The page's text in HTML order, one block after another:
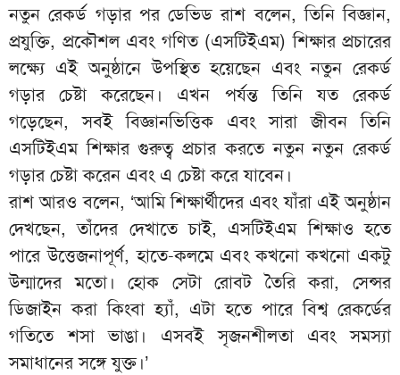
নতুন রেকর্ড গড়ার পর ডেভিড রাশ বলেন, তিনি বিজ্ঞান,
প্রযুক্তি, প্রকৌশল এবং গণিত (এসটিইএম) শিক্ষার প্রচারের
লক্ষ্যে এই অনুষ্ঠানে উপস্থিত হয়েছেন এবং নতুন রেকর্ড
গড়ার চেষ্টা করেছেন। এখন পর্যন্ত তিনি যত রেকর্ড
গড়েছেন, সবই বিজ্ঞানভিত্তিক এবং সারা জীবন তিনি
এসটিইএম শিক্ষার গুরুত্ব প্রচার করতে নতুন নতুন রেকর্ড
গড়ার চেষ্টা করেন এবং এ চেষ্টা করে যাবেন।
রাশ আরও বলেন, ‘আমি শিক্ষার্থীদের এবং যাঁরা এই অনুষ্ঠান
দেখছেন, তাঁদের দেখাতে চাই, এসটিইএম শিক্ষাও হতে
পারে উত্তেজনাপূর্ণ, হাতে-কলমে এবং কখনো কখনো একটু
উন্মাদের মতো। হোক সেটা রোবট তৈরি করা, সেন্সর
ডিজাইন করা কিংবা হ্যাঁ, এটা হতে পারে বিশ্ব রেকর্ডের
গতিতে শসা ভাঙা। এসবই সৃজনশীলতা এবং সমস্যা
সমাধানের সঙ্গে যুক্ত।’